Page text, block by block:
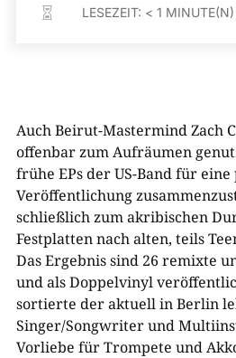
 LESEZEIT: < 1 MINUTE(N)
Auch Beirut-Mastermind Zach
offenbar zum Aufräumen
frühe EPs der US-Band für eine
Veröffentlichung
schließlich zum akribischen
Festplatten nach alten, teils
Das Ergebnis sind 26 remixte
und als Doppelvinyl
sortierte der aktuell in Berlin
Singer/Songwriter und
Vorliebe für Trompete und